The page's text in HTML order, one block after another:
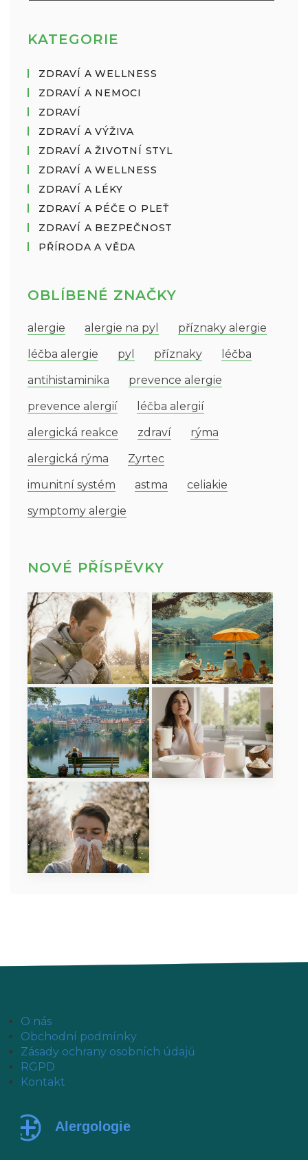
KATEGORIE
ZDRAVÍ A WELLNESS
ZDRAVÍ A NEMOCI
ZDRAVÍ
ZDRAVÍ A VÝŽIVA
ZDRAVÍ A ŽIVOTNÍ STYL
ZDRAVÍ A WELLNESS
ZDRAVÍ A LÉKY
ZDRAVÍ A PÉČE O PLEŤ
ZDRAVÍ A BEZPEČNOST
PŘÍRODA A VĚDA
OBLÍBENÉ ZNAČKY
alergie alergie na pyl
příznaky alergie
léčba alergie
pyl příznaky
léčba
antihistaminika
prevence alergie
prevence alergií
léčba alergií
alergická reakce
zdraví
rýma
alergická rýma
Zyrtec
imunitní systém
astma
celiakie
symptomy alergie
NOVÉ PŘÍSPĚVKY
O nás
Obchodní podmínky
Zásady ochrany osobních údajů
RGPD
Kontakt